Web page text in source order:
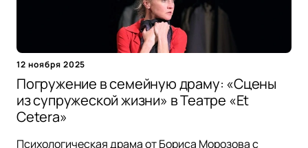
12 ноября 2025
Погружение в семейную драму: «Сцены
из супружеской жизни» в Театре «Et
Cetera»
Психологическая драма от Бориса Морозова с